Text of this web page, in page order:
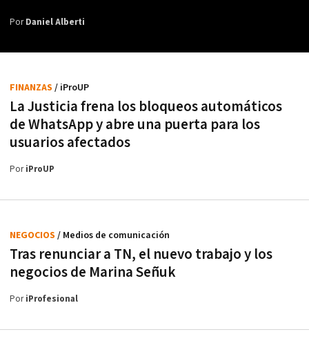
PorDaniel Alberti
La Justicia frena los bloqueos automáticos
de WhatsApp y abre una puerta para los
usuarios afectados
FINANZAS / iProUP
PoriProUP
Tras renunciar a TN, el nuevo trabajo y los
negocios de Marina Señuk
NEGOCIOS / Medios de comunicación
PoriProfesional